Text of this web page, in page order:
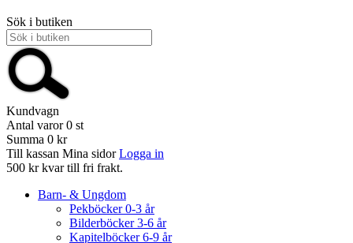
Sök i butiken
Kundvagn
Antal varor 0 st
Summa 0 kr
Till kassan Mina sidor Logga in
500 kr kvar till fri frakt.
Barn- & Ungdom
Pekböcker 0-3 år
Bilderböcker 3-6 år
Kapitelböcker 6-9 år